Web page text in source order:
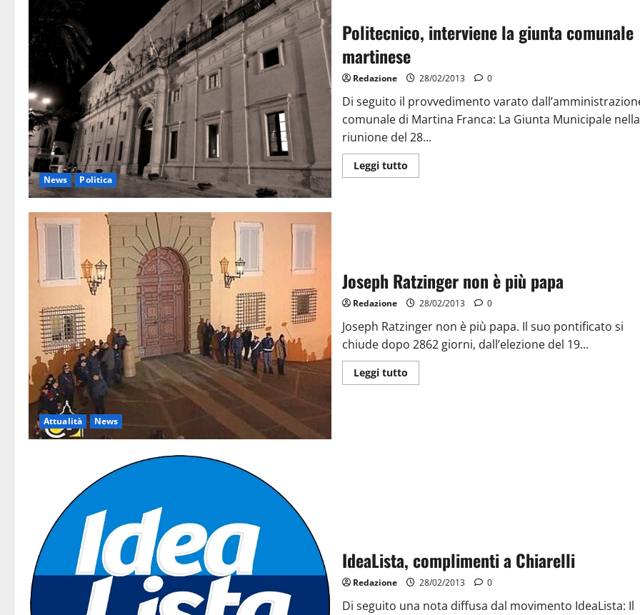
News Politica
Politecnico, interviene la giunta comunale
martinese
Redazione 28/02/2013 0
Di seguito il provvedimento varato
comunale di Martina Franca: La Giunta Municipale nella
riunione del 28...
Leggi tutto
Attualità News
Joseph Ratzinger non è più papa
Redazione 28/02/2013 0
Joseph Ratzinger non è più papa. Il suo pontificato si
chiude dopo 2862 giorni, dall’elezione del 19...
Leggi tutto
IdeaLista, complimenti a Chiarelli
Redazione 28/02/2013 0
Di seguito una nota diffusa dal movimento IdeaLista: Il